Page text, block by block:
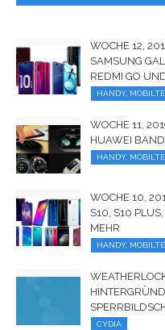
WOCHE 12,
SAMSUNG
REDMI GO
HANDY,
WOCHE 11,
HUAWEI
HANDY,
WOCHE 10,
S10, S10
MEHR
HANDY,
CYDIA